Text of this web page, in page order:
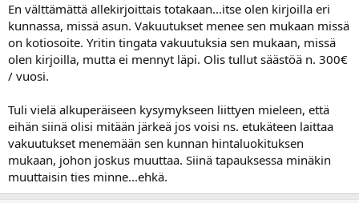
En välttämättä allekirjoittais totakaan...itse olen kirjoilla eri
kunnassa, missä asun. Vakuutukset menee sen mukaan missä
on kotiosoite. Yritin tingata vakuutuksia sen mukaan, missä
olen kirjoilla, mutta ei mennyt läpi. Olis tullut säästöä n. 300€
/ vuosi.
Tuli vielä alkuperäiseen kysymykseen liittyen mieleen, että
eihän siinä olisi mitään järkeä jos voisi ns. etukäteen laittaa
vakuutukset menemään sen kunnan hintaluokituksen
mukaan, johon joskus muuttaa. Siinä tapauksessa minäkin
muuttaisin ties minne...ehkä.